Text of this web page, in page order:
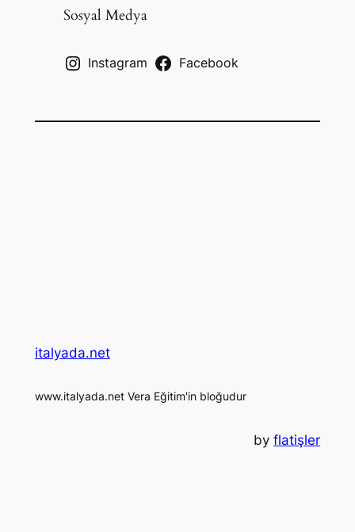
Sosyal Medya
Instagram Facebook
italyada.net
www.italyada.net Vera Eğitim'in bloğudur
byflatişler